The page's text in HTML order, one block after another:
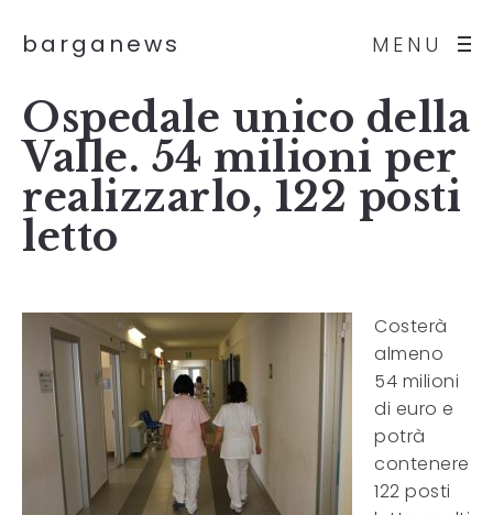
MENU
barganews
Ospedale unico della
Valle. 54 milioni per
realizzarlo, 122 posti
letto
Costerà
almeno
54 milioni
di euro e
potrà
contenere
122 posti